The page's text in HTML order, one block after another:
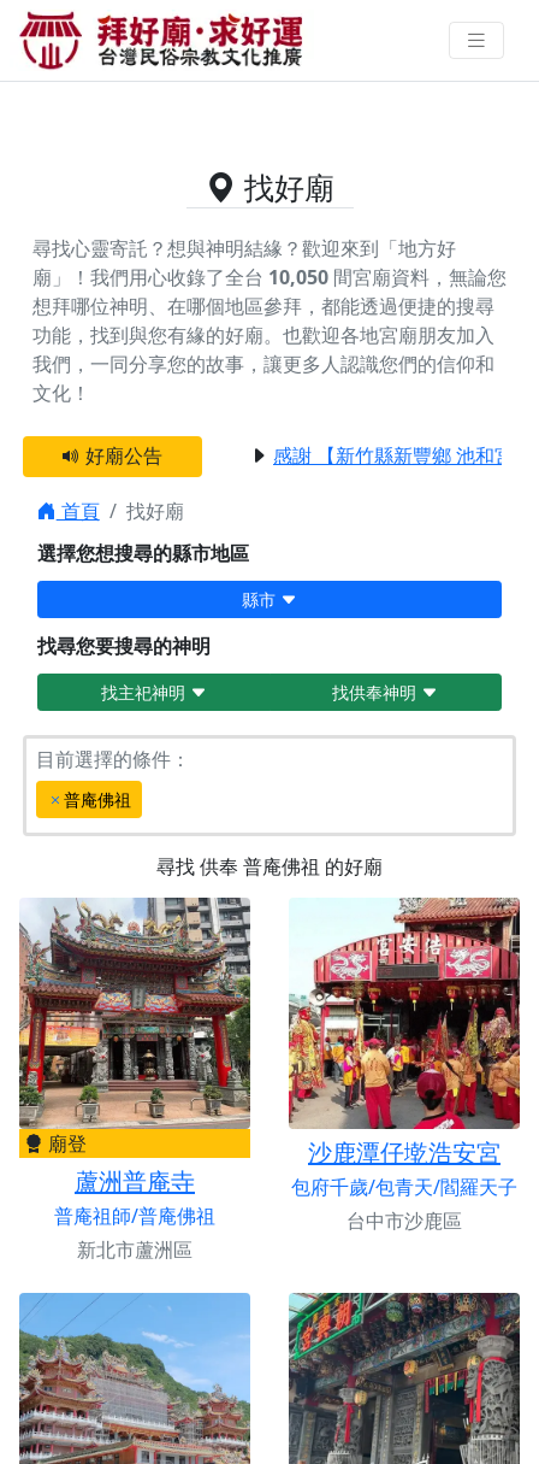
供奉普庵佛祖的好廟資料｜拜好廟
求好運 找到與您有緣的信仰
找好廟
尋找心靈寄託？想與神明結緣？歡迎來到「地方好
廟」！我們用心收錄了全台 10,050 間宮廟資料，無論您
想拜哪位神明、在哪個地區參拜，都能透過便捷的搜尋
功能，找到與您有緣的好廟。 也歡迎各地宮廟朋友加入
我們，一同分享您的故事，讓更多人認識您們的信仰和
文化！
好廟公告 感謝 【新竹縣新豐鄉 池和宮】
首頁
找好廟
選擇您想搜尋的縣市地區
縣市
找尋您要搜尋的神明
找主祀神明 找供奉神明
目前選擇的條件：
普庵佛祖
尋找供奉 普庵佛祖 的好廟
廟登
蘆洲普庵寺
普庵祖師/普庵佛祖
新北市蘆洲區
沙鹿潭仔墘浩安宮
包府千歲/包青天/閻羅天子
台中市沙鹿區